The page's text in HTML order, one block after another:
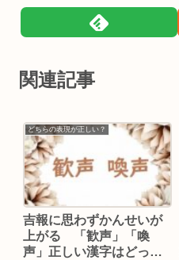
関連記事
どちらの表現が正しい？
吉報に思わずかんせいが
上がる 「歓声」「喚
声」正しい漢字はどっ